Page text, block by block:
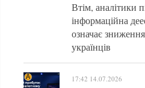
Втім, аналітики
інформаційна
означає
українців
17:42 14.07.2026